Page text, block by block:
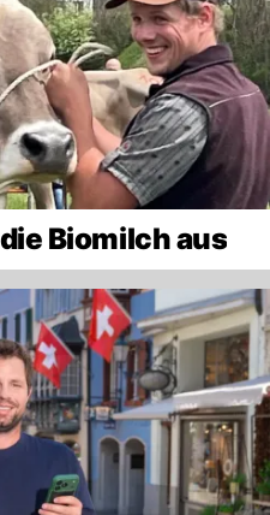
Biomilch aus